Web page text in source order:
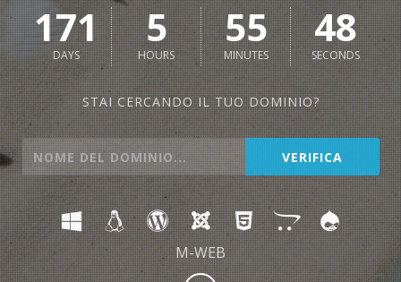
171
DAYS
5
HOURS
55
MINUTES
48
SECONDS
STAI CERCANDO IL TUO DOMINIO?
M-WEB